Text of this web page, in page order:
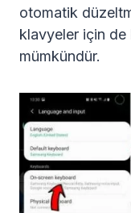
otomatik
klavyeler için
mümkündür.